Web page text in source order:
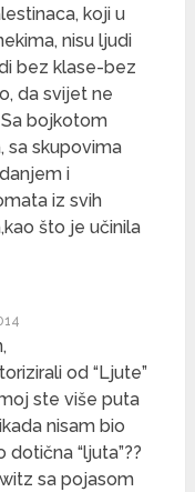
koji u
nisu ljudi
bez klase-bez
da svijet ne
bojkotom
sa skupovima
i
iz svih
što je učinila
od “Ljute”
ste više puta
nisam bio
“ljuta”??
sa pojasom